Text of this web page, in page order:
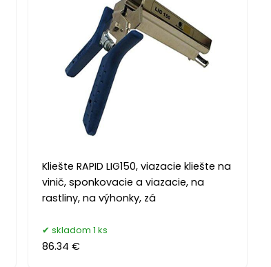
Kliešte RAPID LIG150, viazacie kliešte na
vinič, sponkovacie a viazacie, na
rastliny, na výhonky, zá
skladom 1 ks
86.34 €